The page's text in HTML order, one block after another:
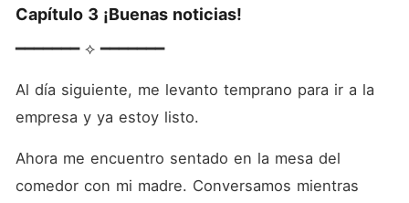
Capítulo 3 ¡Buenas noticias!
━━━━━━━ ⟡ ━━━━━━━
Al día siguiente, me levanto temprano para ir a la
empresa y ya estoy listo.
Ahora me encuentro sentado en la mesa del
comedor con mi madre. Conversamos mientras